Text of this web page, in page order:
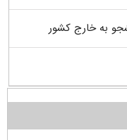
به خارج کشور